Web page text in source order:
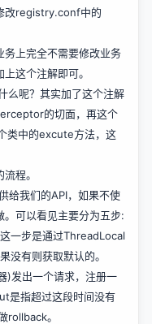
改registry.conf中的
务上完全不需要修改业务
这个注解即可。
么呢？其实加了这个注解
的切面，再这个
类中的excute方法，这
程。
给我们的API，如果不使
。可以看见主要分为五步:
一步是通过ThreadLocal
没有则获取默认的。
)发出一个请求，注册一
是指超过这段时间没有
rollback。